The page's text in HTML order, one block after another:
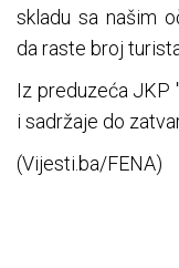
skladu sa našim
da raste broj
Iz preduzeća JKP
i sadržaje do
(Vijesti.ba/FENA)